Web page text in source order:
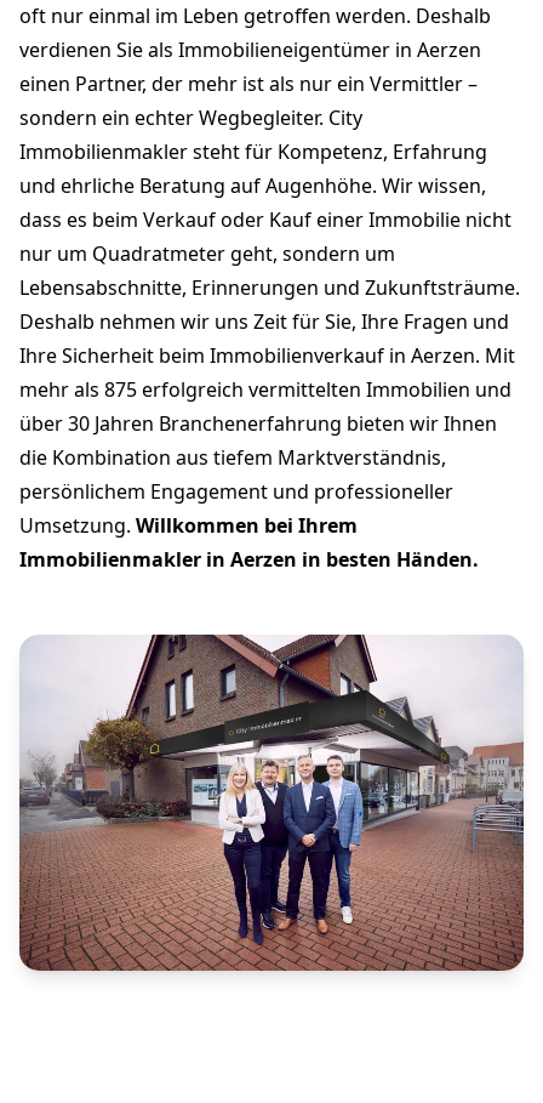
oft nur einmal im Leben getroffen werden. Deshalb
verdienen Sie als Immobilieneigentümer in Aerzen
einen Partner, der mehr ist als nur ein Vermittler –
sondern ein echter Wegbegleiter. City
Immobilienmakler steht für Kompetenz, Erfahrung
und ehrliche Beratung auf Augenhöhe. Wir wissen,
dass es beim Verkauf oder Kauf einer Immobilie nicht
nur um Quadratmeter geht, sondern um
Lebensabschnitte, Erinnerungen und Zukunftsträume.
Deshalb nehmen wir uns Zeit für Sie, Ihre Fragen und
Ihre Sicherheit beim Immobilienverkauf in Aerzen. Mit
mehr als 875 erfolgreich vermittelten Immobilien und
über 30 Jahren Branchenerfahrung bieten wir Ihnen
die Kombination aus tiefem Marktverständnis,
persönlichem Engagement und professioneller
Umsetzung. Willkommen bei Ihrem
Immobilienmakler in Aerzen in besten Händen.